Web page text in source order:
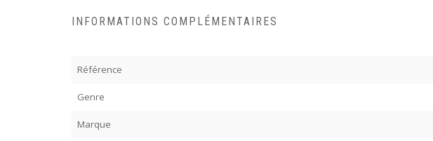
INFORMATIONS COMPLÉMENTAIRES
Référence
Genre
Marque